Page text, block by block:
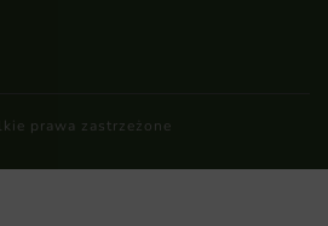
prawa zastrzeżone